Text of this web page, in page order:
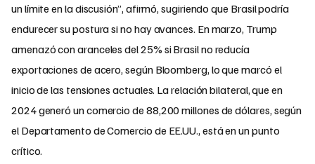
un límite en la discusión”, afirmó, sugiriendo que Brasil podría
endurecer su postura si no hay avances. En marzo, Trump
amenazó con aranceles del 25% si Brasil no reducía
exportaciones de acero, según Bloomberg, lo que marcó el
inicio de las tensiones actuales. La relación bilateral, que en
2024 generó un comercio de 88,200 millones de dólares, según
el Departamento de Comercio de EE.UU., está en un punto
crítico.